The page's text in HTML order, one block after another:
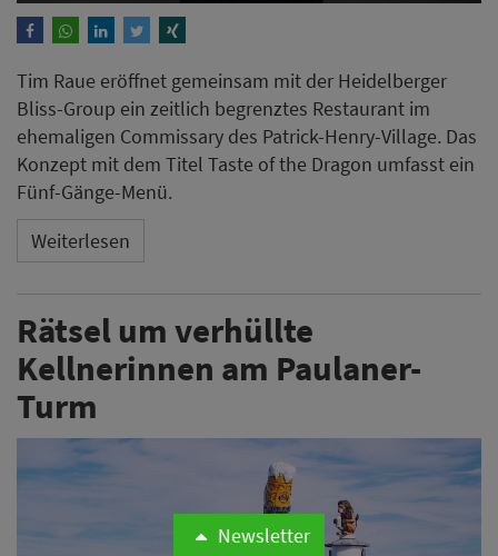
Tim Raue eröffnet gemeinsam mit der Heidelberger
Bliss-Group ein zeitlich begrenztes Restaurant im
ehemaligen Commissary des Patrick-Henry-Village. Das
Konzept mit dem Titel Taste of the Dragon umfasst ein
Fünf-Gänge-Menü.
Weiterlesen
Rätsel um verhüllte
Kellnerinnen am Paulaner-
Turm
Newsletter